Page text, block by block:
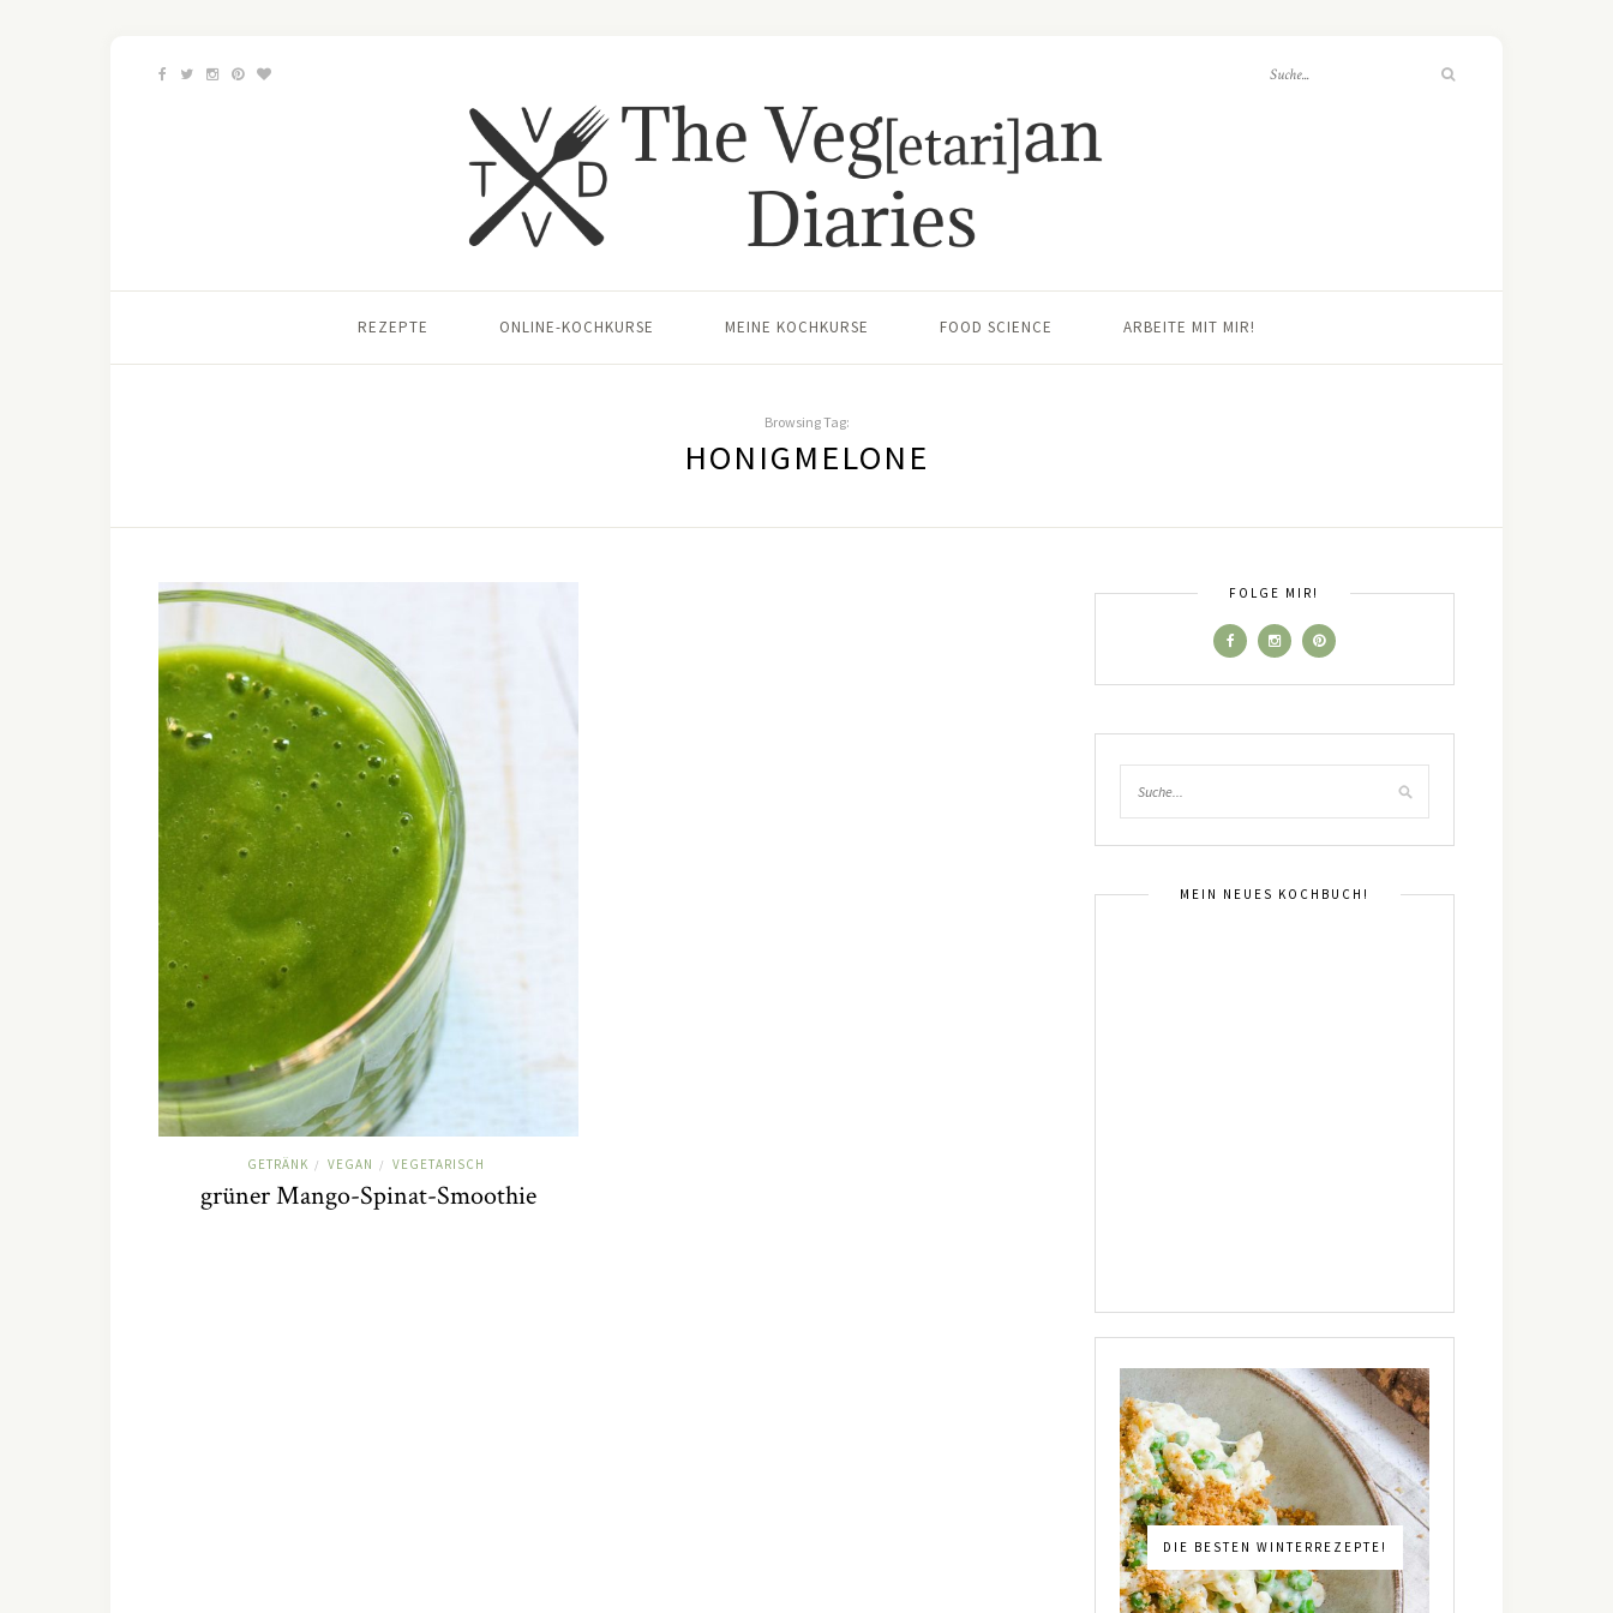
REZEPTE ONLINE-KOCHKURSE MEINE KOCHKURSE FOOD SCIENCE ARBEITE MIT MIR!
Browsing Tag:
HONIGMELONE
GETRÄNK / VEGAN / VEGETARISCH
grüner Mango-Spinat-Smoothie
FOLGE MIR!
MEIN NEUES KOCHBUCH!
DIE BESTEN WINTERREZEPTE!